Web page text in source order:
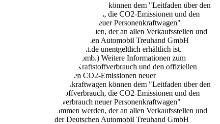
Personenkraftwagen können dem "Leitfaden über den
Kraftstoffverbrauch, die CO2-Emissionen und den
Stromverbrauch neuer Personenkraftwagen"
entnommen werden, der an allen Verkaufsstellen und
bei der Deutschen Automobil Treuhand GmbH
unter www.dat.de unentgeltlich erhältlich ist.
124 g/km (komb.) Weitere Informationen zum
offiziellen Kraftstoffverbrauch und den offiziellen
spezifischen CO2-Emissionen neuer
Personenkraftwagen können dem "Leitfaden über den
Kraftstoffverbrauch, die CO2-Emissionen und den
Stromverbrauch neuer Personenkraftwagen"
entnommen werden, der an allen Verkaufsstellen und
bei der Deutschen Automobil Treuhand GmbH